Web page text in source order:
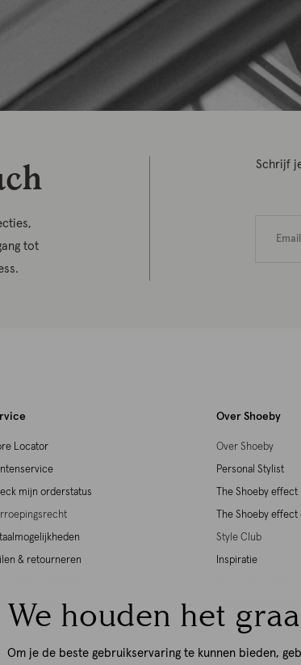
We houden het
Om je de beste gebruikservaring te kunnen bieden,
tot
Schrijf
Locator
mijn orderstatus
& retourneren
giftcards
Over Shoeby
Over Shoeby
Personal Stylist
The Shoeby effect
The Shoeby
Style Club
Inspiratie
Werken bij Shoeby
Download de iOS
Download de